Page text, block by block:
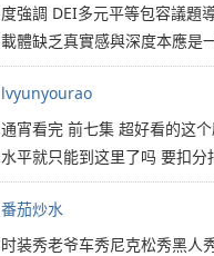
度強調 DEI多元平等包容議題
載體缺乏真實感與深度本應是
lvyunyourao
通宵看完 前七集 超好看的这
水平就只能到这里了吗 要扣
番茄炒水
时装秀老爷车秀尼克松秀黑人